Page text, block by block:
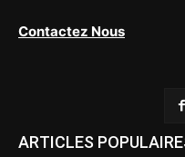
Contactez Nous
ARTICLES